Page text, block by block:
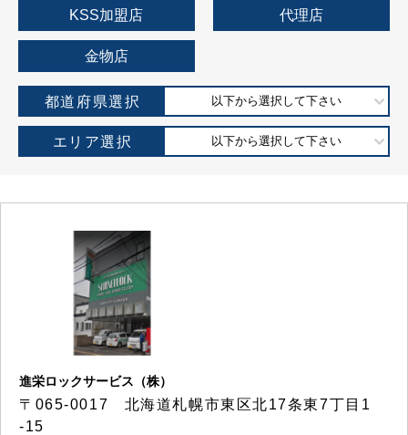
KSS加盟店 代理店
金物店
都道府県選択 以下から選択して下さい
エリア選択 以下から選択して下さい
進栄ロックサービス（株）
〒065-0017 北海道札幌市東区北17条東7丁目1
-15